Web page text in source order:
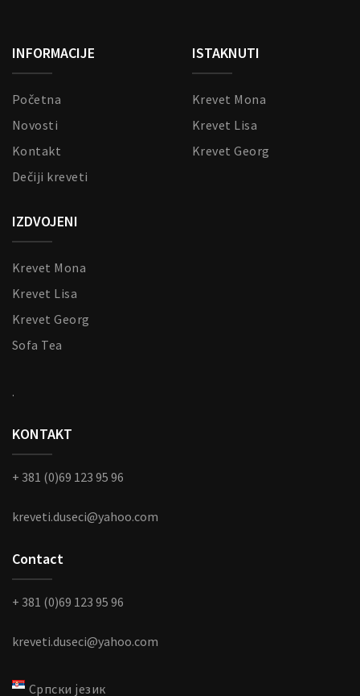
INFORMACIJE
Početna
Novosti
Kontakt
Dečiji kreveti
ISTAKNUTI
Krevet Mona
Krevet Lisa
Krevet Georg
IZDVOJENI
Krevet Mona
Krevet Lisa
Krevet Georg
Sofa Tea
.
KONTAKT
+ 381 (0)69 123 95 96
kreveti.duseci@yahoo.com
Contact
+ 381 (0)69 123 95 96
kreveti.duseci@yahoo.com
Српски језик